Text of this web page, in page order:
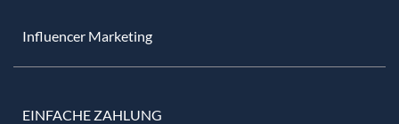
Influencer Marketing
EINFACHE ZAHLUNG